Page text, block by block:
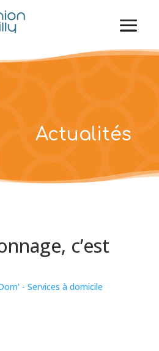
Actualités
c’est
- Services à domicile